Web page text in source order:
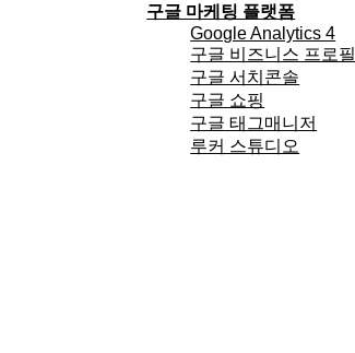
구글 마케팅 플랫폼
Google Analytics 4
구글 비즈니스 프로필
구글 서치콘솔
구글 쇼핑
구글 태그매니저
루커 스튜디오